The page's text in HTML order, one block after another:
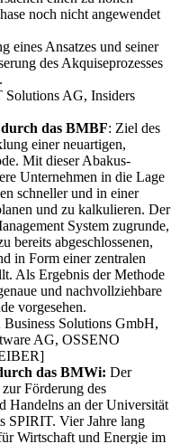
noch nicht angewendet
eines Ansatzes und seiner
des Akquiseprozesses
Solutions AG, Insiders
das BMBF: Ziel des
einer neuartigen,
Mit dieser Abakus-
Unternehmen in die Lage
schneller und in einer
und zu kalkulieren. Der
System zugrunde,
bereits abgeschlossenen,
in Form einer zentralen
Als Ergebnis der Methode
und nachvollziehbare
vorgesehen.
Solutions GmbH,
AG, OSSENO
das BMWi: Der
Förderung des
Handelns an der Universität
SPIRIT. Vier Jahre lang
Wirtschaft und Energie im